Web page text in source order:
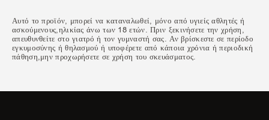
Αυτό το προϊόν, μπορεί να καταναλωθεί, μόνο από υγιείς αθλητές ή
ασκούμενους,ηλικίας άνω των 18 ετών. Πριν ξεκινήσετε την χρήση,
απευθυνθείτε στο γιατρό ή τον γυμναστή σας. Αν βρίσκεστε σε περίοδο
εγκυμοσύνης ή θηλασμού ή υποφέρετε από κάποια χρόνια ή περιοδική
πάθηση,μην προχωρήσετε σε χρήση του σκευάσματος.